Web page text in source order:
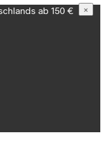
ab 150 €
×